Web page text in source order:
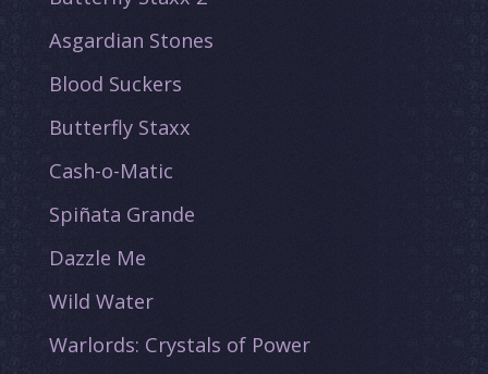
Asgardian Stones
Blood Suckers
Butterfly Staxx
Cash-o-Matic
Spiñata Grande
Dazzle Me
Wild Water
Warlords: Crystals of Power